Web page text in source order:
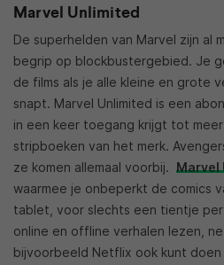
Marvel Unlimited
De superhelden van Marvel zijn al
begrip op blockbustergebied. Je
de films als je alle kleine en grote
snapt. Marvel Unlimited is een
in een keer toegang krijgt tot
stripboeken van het merk.
ze komen allemaal voorbij. Marvel
waarmee je onbeperkt de comics
tablet, voor slechts een tientje
online en offline verhalen lezen,
bijvoorbeeld Netflix ook kunt